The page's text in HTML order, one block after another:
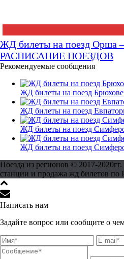
ЖД билеты на поезд Орша
РАСПИСАНИЕ ПОЕЗДОВ
Рекомендуемые сообщения
ЖД билеты на поезд
ЖД билеты на поезд
ЖД билеты на поезд
ЖД билеты на поезд
Поезда из регионов © 2017-
станции и продажа жд билетов по
Написать нам
Задайте вопрос или сообщите о